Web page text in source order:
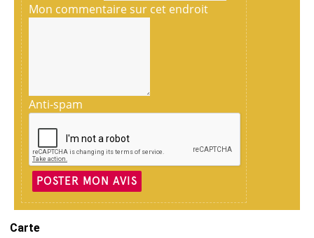
Mon commentaire sur cet endroit
Anti-spam
POSTER MON AVIS
Carte